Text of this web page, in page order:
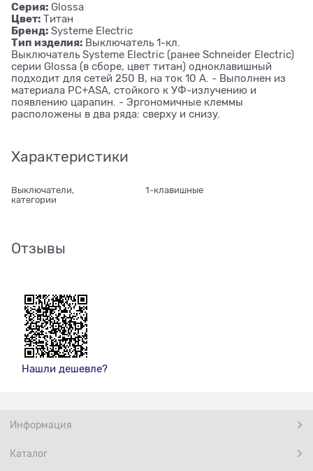
Серия: Glossa
Цвет: Титан
Бренд: Systeme Electric
Тип изделия: Выключатель 1-кл.
Выключатель Systeme Electric (ранее Schneider Electric)
серии Glossa (в сборе, цвет титан) одноклавишный
подходит для сетей 250 В, на ток 10 А. - Выполнен из
материала PС+ASA, стойкого к УФ-излучению и
появлению царапин. - Эргономичные клеммы
расположены в два ряда: сверху и снизу.
Характеристики
Выключатели,
категории
1-клавишные
Отзывы
Нашли дешевле?
Информация
Каталог